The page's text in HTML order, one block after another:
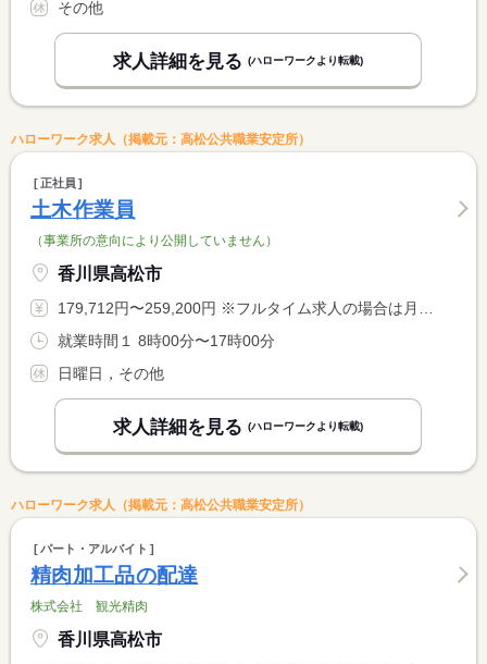
その他
求人詳細を見る (ハローワークより転載)
ハローワーク求人（掲載元：高松公共職業安定所）
正社員
土木作業員
（事業所の意向により公開していません）
香川県高松市
179,712円〜259,200円 ※フルタイム求人の場合は月額（換算額）、パート求人の場合は時間額を表示しています。
就業時間１ 8時00分〜17時00分
日曜日，その他
求人詳細を見る (ハローワークより転載)
ハローワーク求人（掲載元：高松公共職業安定所）
パート・アルバイト
精肉加工品の配達
株式会社 観光精肉
香川県高松市